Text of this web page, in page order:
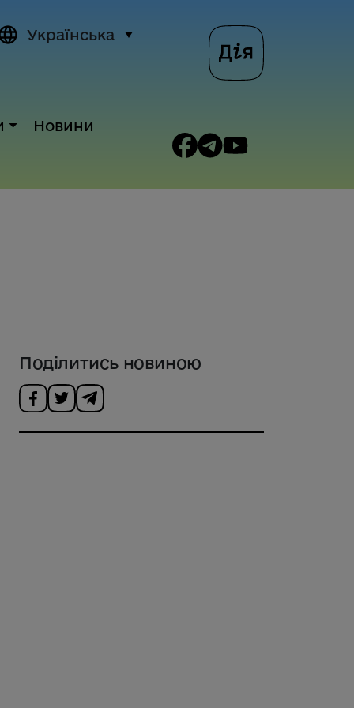
Українська
Новини
Поділитись новиною